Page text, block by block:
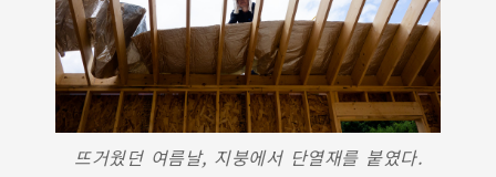
뜨거웠던 여름날, 지붕에서 단열재를 붙였다.